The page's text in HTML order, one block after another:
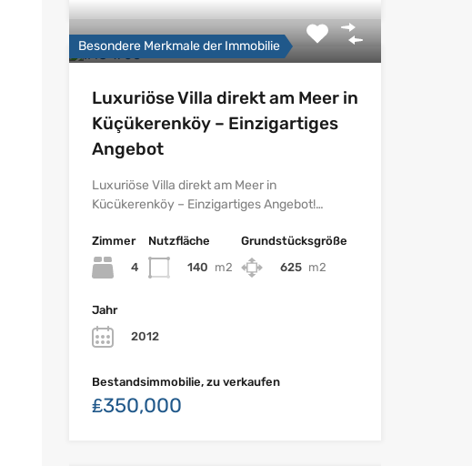
Besondere Merkmale der Immobilie
Luxuriöse Villa direkt am Meer in
Küçükerenköy – Einzigartiges
Angebot
Luxuriöse Villa direkt am Meer in
Kücükerenköy – Einzigartiges Angebot!…
Zimmer
4
Nutzfläche
140 m2
Grundstücksgröße
625 m2
Jahr
2012
Bestandsimmobilie, zu verkaufen
₤350,000